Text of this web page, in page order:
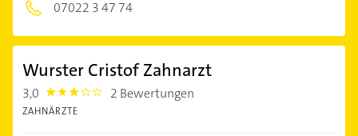
07022 3 47 74
Wurster Cristof Zahnarzt
3,0 3.0 2 Bewertungen
ZAHNÄRZTE